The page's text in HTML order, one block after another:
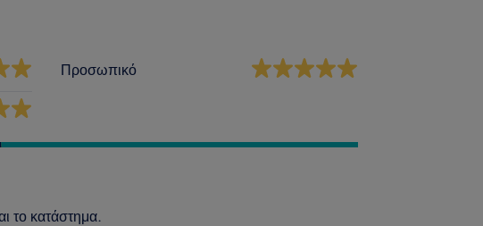
Προσωπικό
το κατάστημα.